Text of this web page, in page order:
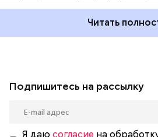
Читать
Подпишитесь на рассылку
Я даю согласие на